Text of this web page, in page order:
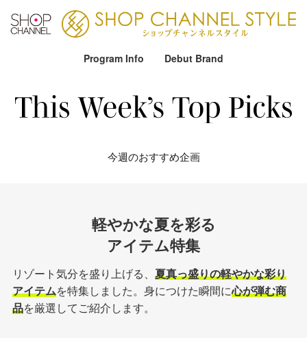
Program Info Debut Brand
今週のおすすめ企画
軽やかな夏を彩る
アイテム特集
リゾート気分を盛り上げる、 夏真っ盛りの軽やかな彩り
アイテムを特集しました。身につけた瞬間に心が弾む商
品を厳選してご紹介します。